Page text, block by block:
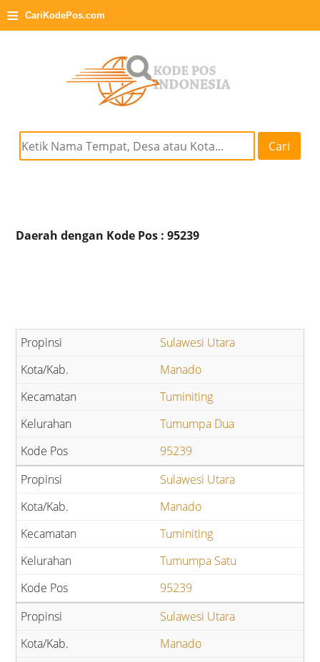
≡ CariKodePos.com
Cari
Daerah dengan Kode Pos : 95239
Sulawesi Utara
Manado
Tuminiting
Tumumpa Dua
95239
Sulawesi Utara
Manado
Tuminiting
Tumumpa Satu
95239
Sulawesi Utara
Manado